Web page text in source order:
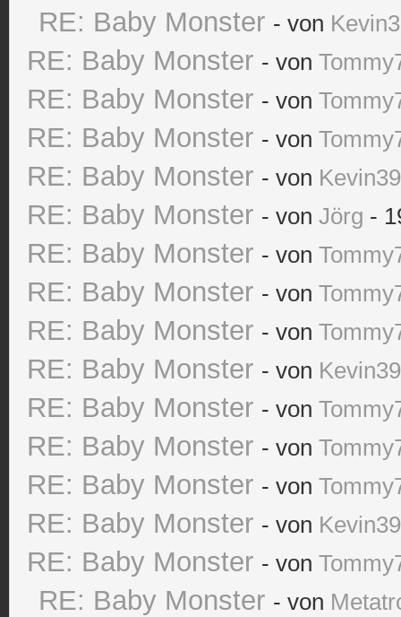
RE: Baby Monster - von
RE: Baby Monster - von
RE: Baby Monster - von
RE: Baby Monster - von
RE: Baby Monster - von
RE: Baby Monster - von Jörg -
RE: Baby Monster - von
RE: Baby Monster - von
RE: Baby Monster - von
RE: Baby Monster - von
RE: Baby Monster - von
RE: Baby Monster - von
RE: Baby Monster - von
RE: Baby Monster - von
RE: Baby Monster - von
RE: Baby Monster - von